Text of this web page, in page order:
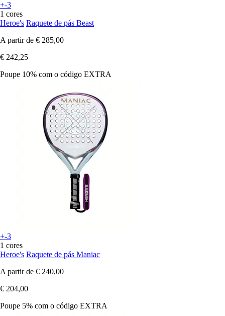
+-3
1 cores
Heroe's Raquete de pás Beast
A partir de € 285,00
€ 242,25
Poupe 10% com o código EXTRA
+-3
1 cores
Heroe's Raquete de pás Maniac
A partir de € 240,00
€ 204,00
Poupe 5% com o código EXTRA